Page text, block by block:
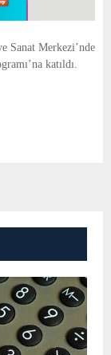
Sanat Merkezi’nde
katıldı.